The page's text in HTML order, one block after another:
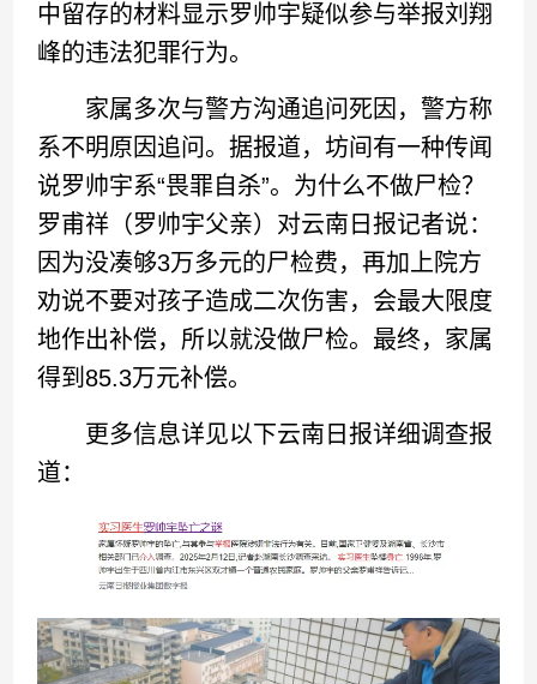
中留存的材料显示罗帅宇疑似参与举报刘翔
峰的违法犯罪行为。
家属多次与警方沟通追问死因，警方称
系不明原因追问。据报道，坊间有一种传闻
说罗帅宇系“畏罪自杀”。为什么不做尸检？
罗甫祥（罗帅宇父亲）对云南日报记者说：
因为没凑够3万多元的尸检费，再加上院方
劝说不要对孩子造成二次伤害，会最大限度
地作出补偿，所以就没做尸检。最终，家属
得到85.3万元补偿。
更多信息详见以下云南日报详细调查报
道：